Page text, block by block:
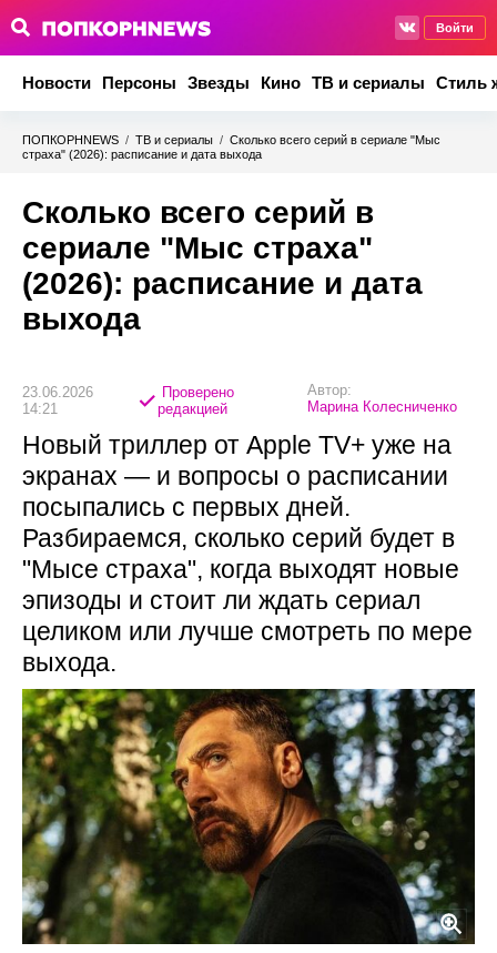
Войти
Новости Персоны Звезды Кино ТВ и сериалы Стиль
ПОПКОРНNEWS / ТВ и сериалы / Сколько всего серий в сериале "Мыс
страха" (2026): расписание и дата выхода
Сколько всего серий в
сериале "Мыс страха"
(2026): расписание и дата
выхода
23.06.2026
14:21
Проверено
редакцией
Автор:
Марина Колесниченко
Новый триллер от Apple TV+ уже на
экранах — и вопросы о расписании
посыпались с первых дней.
Разбираемся, сколько серий будет в
"Мысе страха", когда выходят новые
эпизоды и стоит ли ждать сериал
целиком или лучше смотреть по мере
выхода.